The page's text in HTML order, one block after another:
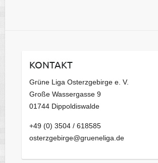
KONTAKT
Grüne Liga Osterzgebirge e. V.
Große Wassergasse 9
01744 Dippoldiswalde
+49 (0) 3504 / 618585
osterzgebirge@grueneliga.de